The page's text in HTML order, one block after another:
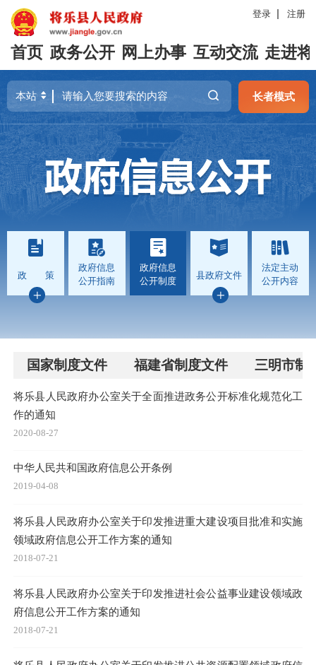
登录 注册
首页 政务公开 网上办事 互动交流 走进
长者模式
政 策
政府信息
公开指南
政府信息
公开制度
县政府文件
法定主动
公开内容
国家制度文件 福建省制度文件 三明市制
将乐县人民政府办公室关于全面推进政务公开标准化规范化工
作的通知
2020-08-27
中华人民共和国政府信息公开条例
2019-04-08
将乐县人民政府办公室关于印发推进重大建设项目批准和实施
领域政府信息公开工作方案的通知
2018-07-21
将乐县人民政府办公室关于印发推进社会公益事业建设领域政
府信息公开工作方案的通知
2018-07-21